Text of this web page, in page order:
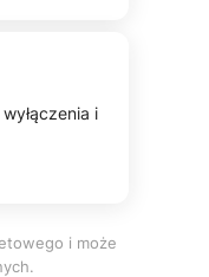
i
i może